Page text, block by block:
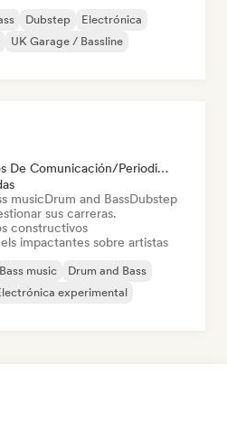
Dubstep
Electrónica
UK Garage / Bassline
Gestor, Medios De Comunicación/Periodista, Mentor
musicDrum and BassDubstep
sus carreras.
constructivos
impactantes sobre artistas
Bass music
Drum and Bass
experimental